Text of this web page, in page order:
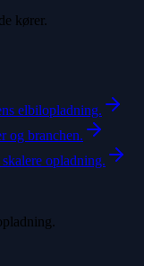
kører.
elbilopladning.
og branchen.
opladning.